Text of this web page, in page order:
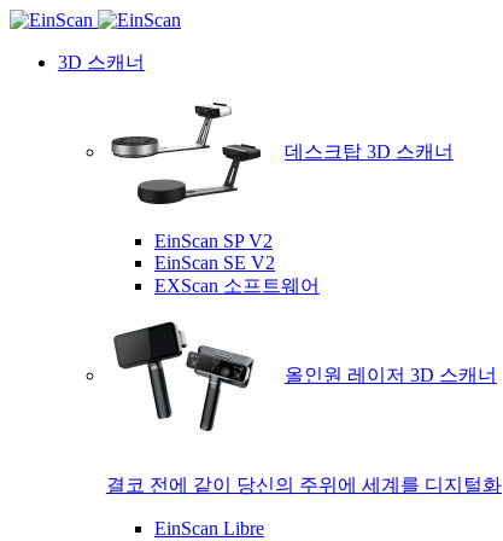
3D 스캐너
데스크탑 3D 스캐너
EinScan SP V2
EinScan SE V2
EXScan 소프트웨어
올인원 레이저 3D 스캐너
결코 전에 같이 당신의 주위에 세계를 디지털화
EinScan Libre